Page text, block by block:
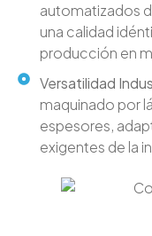
automatizados
una calidad
producción en
Versatilidad
maquinado por
espesores,
exigentes de la